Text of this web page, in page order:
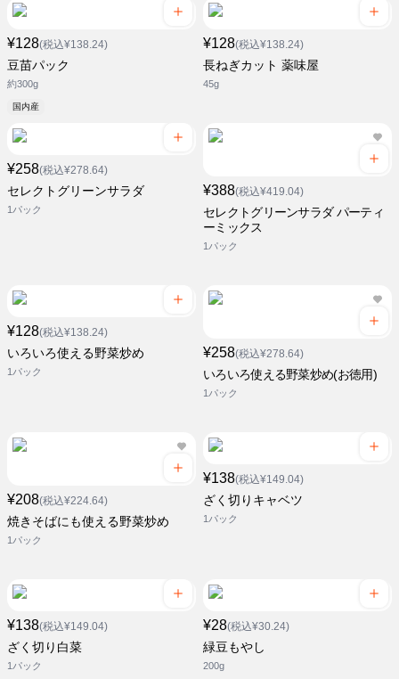
¥128(税込¥138.24)
豆苗パック
約300g
国内産
¥128(税込¥138.24)
長ねぎカット 薬味屋
45g
¥258(税込¥278.64)
セレクトグリーンサラダ
1パック
¥388(税込¥419.04)
セレクトグリーンサラダ パーティ
ーミックス
1パック
¥128(税込¥138.24)
いろいろ使える野菜炒め
1パック
¥258(税込¥278.64)
いろいろ使える野菜炒め(お徳用)
1パック
¥208(税込¥224.64)
焼きそばにも使える野菜炒め
1パック
¥138(税込¥149.04)
ざく切りキャベツ
1パック
¥138(税込¥149.04)
ざく切り白菜
1パック
¥28(税込¥30.24)
緑豆もやし
200g